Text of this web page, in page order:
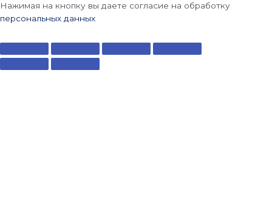
Нажимая на кнопку вы даете согласие на обработку
персональных данных